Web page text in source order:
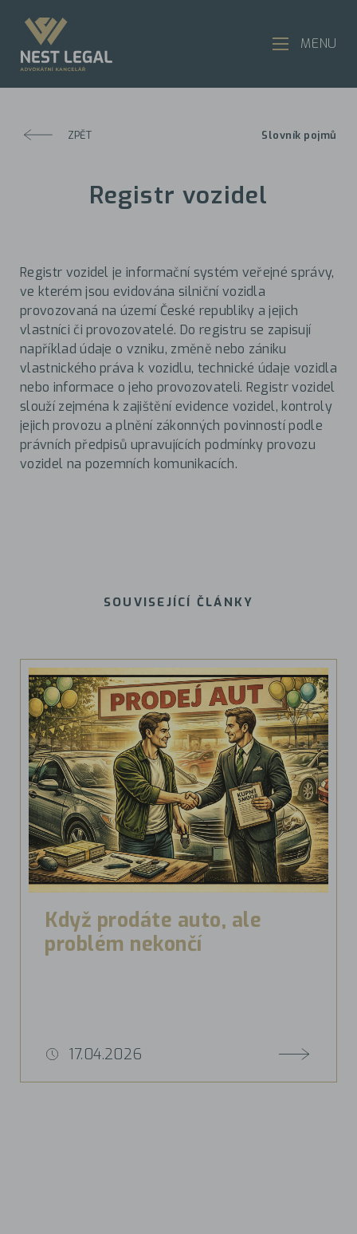
ZPĚT Slovník pojmů
Registr vozidel
Registr vozidel je informační systém veřejné správy,
ve kterém jsou evidována silniční vozidla
provozovaná na území České republiky a jejich
vlastníci či provozovatelé. Do registru se zapisují
například údaje o vzniku, změně nebo zániku
vlastnického práva k vozidlu, technické údaje vozidla
nebo informace o jeho provozovateli. Registr vozidel
slouží zejména k zajištění evidence vozidel, kontroly
jejich provozu a plnění zákonných povinností podle
právních předpisů upravujících podmínky provozu
vozidel na pozemních komunikacích.
SOUVISEJÍCÍ ČLÁNKY
Když prodáte auto, ale
problém nekončí
17.04.2026
MENU